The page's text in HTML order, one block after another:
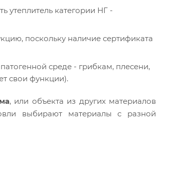
утеплитель категории НГ -
поскольку наличие сертификата
среде - грибкам, плесени,
свои функции).
, или объекта из других материалов
выбирают материалы с разной